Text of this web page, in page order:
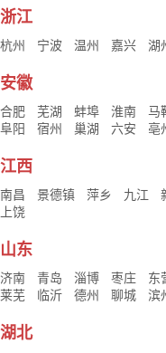
浙江
杭州 宁波 温州 嘉兴 湖
安徽
合肥 芜湖 蚌埠 淮南 马
阜阳
宿州 巢湖 六安 亳
江西
南昌 景德镇 萍乡 九江
上饶
山东
济南 青岛 淄博 枣庄 东
莱芜
临沂 德州 聊城 滨
湖北